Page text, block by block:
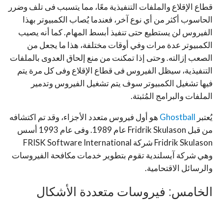
قطاع الإقلاع والملفات التنفيذية معًا، مما يتسبب فى تلف وضرر
الحاسوب أكثر من أي نوع آخر، فعندما يُصاب الكمبيوتر بهذا
الفيروس لن يستطيع حتى تنفيذ أبسط المهام. كما أنه يصيب
الكمبيوتر عدة مرات وفي أوقات مختلفة، هذا ما يجعل من
الصعب إزالته. وحتى إذا تمكنت من منع إلحاق العدوى بالملفات
التنفيذية، سيظل الفيروس فى قطاع الإقلاع وفى كل مرة يتم
فيها تشغيل الكمبيوتر سوف يتم تشغيل الفيروس وتدمير
الملفات والبرامج المُثبتة.
يُعتبر Ghostball هو أول فيروس متعدد الأجزاء، وقد تم اكتشافه
من قبل Fridrik Skulason عام 1989. وفى عام 1993 أسس
Fridrik Skulason شركة FRISK Software International
وهي شركة آيسلندية تقوم بتطوير خدمات مكافحة الفيروسات
والرسائل الاقتحامية.
الخامس: فيروسات متعددة الأشكال